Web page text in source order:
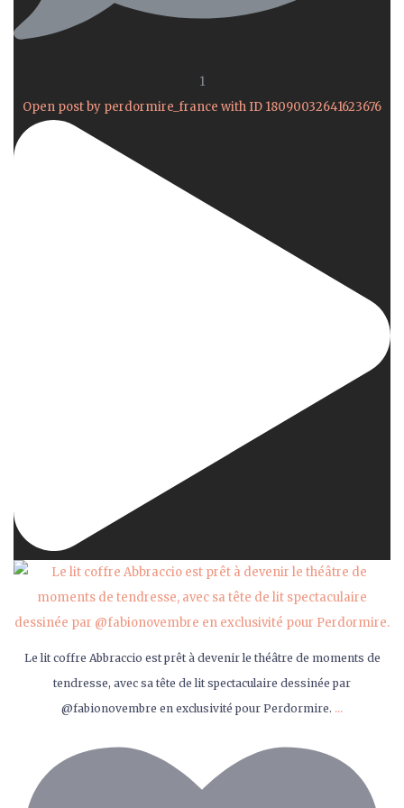
1
Open post by perdormire_france with ID 18090032641623676
Le lit coffre Abbraccio est prêt à devenir le théâtre de moments de
tendresse, avec sa tête de lit spectaculaire dessinée par
@fabionovembre en exclusivité pour Perdormire. ...